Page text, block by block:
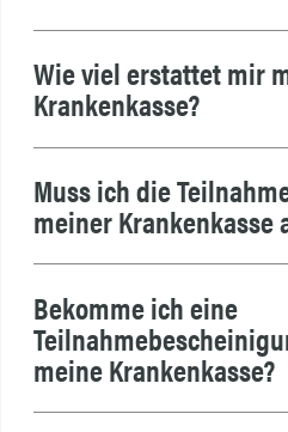
Wie viel erstattet mir
Krankenkasse?
Muss ich die
meiner Krankenkasse
Bekomme ich eine
meine Krankenkasse?